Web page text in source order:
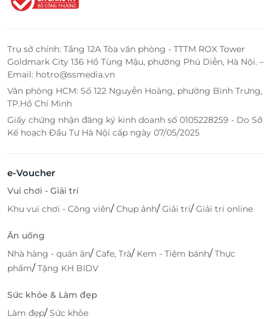
Trụ sở chính: Tầng 12A Tòa văn phòng - TTTM ROX Tower
Goldmark City 136 Hồ Tùng Mậu, phường Phú Diễn, Hà Nội. –
Email: hotro@ssmedia.vn
Văn phòng HCM: Số 122 Nguyễn Hoàng, phường Bình Trưng,
TP.Hồ Chí Minh
Giấy chứng nhận đăng ký kinh doanh số 0105228259 - Do Sở
Kế hoạch Đầu Tư Hà Nội cấp ngày 07/05/2025
e-Voucher
Vui chơi - Giải trí
Khu vui chơi - Công viên/Chụp ảnh/Giải trí/Giải trí online
Ăn uống
Nhà hàng - quán ăn/Cafe, Trà/ Kem - Tiệm bánh/Thực
phẩm/Tặng KH BIDV
Sức khỏe & Làm đẹp
Làm đẹp/Sức khỏe